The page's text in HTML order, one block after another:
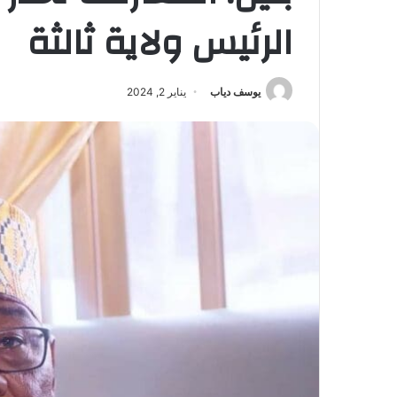
الرئيس ولاية ثالثة
يوسف دياب يناير 2, 2024